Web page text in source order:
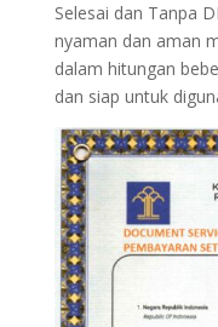
Selesai dan Tanpa
nyaman dan aman
dalam hitungan
dan siap untuk